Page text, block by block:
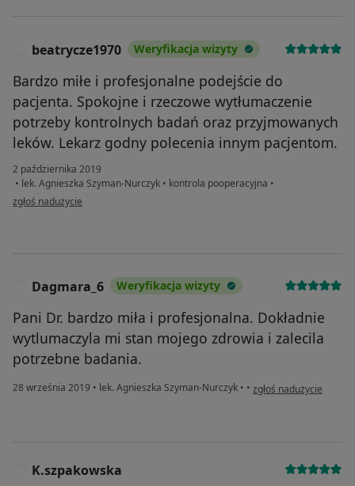
beatrycze1970 Weryfikacja wizyty
Bardzo miłe i profesjonalne podejście do
pacjenta. Spokojne i rzeczowe wytłumaczenie
potrzeby kontrolnych badań oraz przyjmowanych
leków. Lekarz godny polecenia innym pacjentom.
2 października 2019
• lek. Agnieszka Szyman-Nurczyk • kontrola pooperacyjna •
w opinii użytkownika beatrycze1970
zgłoś nadużycie
Dagmara_6 Weryfikacja wizyty
Pani Dr. bardzo miła i profesjonalna. Dokładnie
wytlumaczyla mi stan mojego zdrowia i zalecila
potrzebne badania.
28 września 2019 • lek. Agnieszka Szyman-Nurczyk • • w opinii użytkownika
zgłoś nadużycie
K.szpakowska